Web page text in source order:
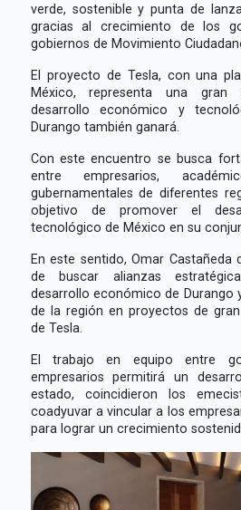
verde, sostenible y punta de
gracias al crecimiento de los
gobiernos de Movimiento
El proyecto de Tesla, con una
México, representa una gran
desarrollo económico y
Durango también ganará.
Con este encuentro se busca
entre empresarios,
gubernamentales de diferentes
objetivo de promover el
tecnológico de México en su
En este sentido, Omar Castañeda
de buscar alianzas
desarrollo económico de Durango
de la región en proyectos de
de Tesla.
El trabajo en equipo entre
empresarios permitirá un
estado, coincidieron los
coadyuvar a vincular a los
para lograr un crecimiento